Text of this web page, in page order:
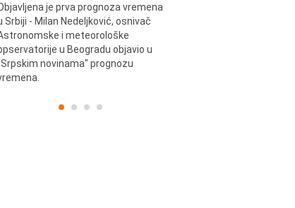
je prva prognoza vremena
Srbiji - Milan Nedeljković, osnivač
i meteorološke
u Beogradu objavio u
novinama" prognozu